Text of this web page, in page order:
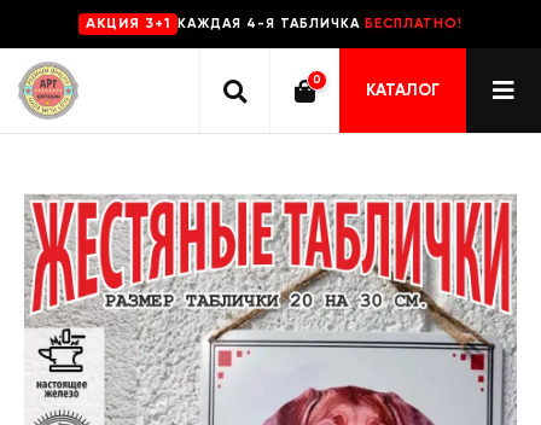
AKЦИЯ 3+1 КАЖДАЯ 4-Я ТАБЛИЧКА БЕСПЛАТНО!
0
КАТАЛОГ